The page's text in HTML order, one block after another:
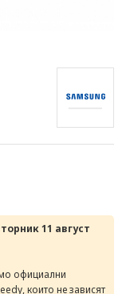
11 август
официални
които не зависят